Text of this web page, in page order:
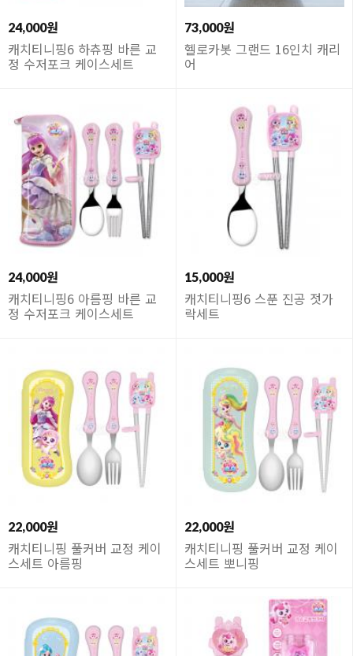
24,000원
캐치티니핑6 하츄핑 바른 교
정 수저포크 케이스세트
73,000원
헬로카봇 그랜드 16인치 캐리
어
24,000원
캐치티니핑6 아름핑 바른 교
정 수저포크 케이스세트
15,000원
캐치티니핑6 스푼 진공 젓가
락세트
22,000원
캐치티니핑 풀커버 교정 케이
스세트 아름핑
22,000원
캐치티니핑 풀커버 교정 케이
스세트 뽀니핑